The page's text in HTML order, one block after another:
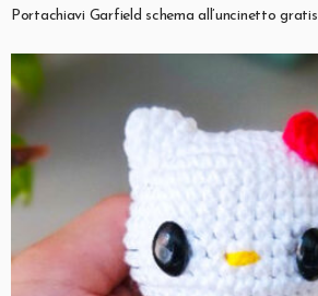
Portachiavi Garfield schema all’uncinetto gratis